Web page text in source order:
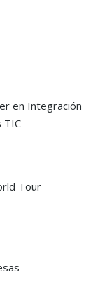
en Integración
TIC
Tour